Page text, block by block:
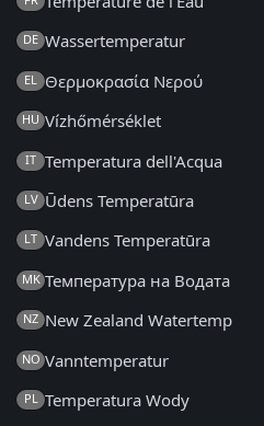
DE Wassertemperatur
EL Θερμοκρασία Νερού
HU Vízhőmérséklet
IT Temperatura dell'Acqua
LV Ūdens Temperatūra
LT Vandens Temperatūra
MK Температура на Водата
NZ New Zealand Watertemp
NO Vanntemperatur
PL Temperatura Wody